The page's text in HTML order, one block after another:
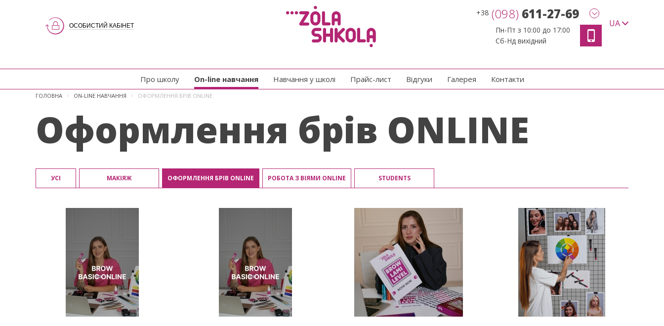
ОСОБИСТИЙ КАБІНЕТ
+38 (098) 611-27-69
Пн-Пт з 10:00 до 17:00
Сб-Нд вихідний
UA
Про школу On-line навчання Навчання у школі Прайс-лист Відгуки Галерея Контакти
ГОЛОВНА ON-LINE НАВЧАННЯ ОФОРМЛЕННЯ БРІВ ONLINE
Оформлення брів ONLINE
УСІ МАКІЯЖ ОФОРМЛЕННЯ БРІВ ONLINE РОБОТА З ВІЯМИ ONLINE STUDENTS